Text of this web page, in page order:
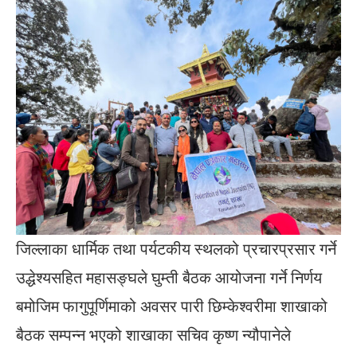
जिल्लाका धार्मिक तथा पर्यटकीय स्थलको प्रचारप्रसार गर्ने
उद्धेश्यसहित महासङ्घले घुम्ती बैठक आयोजना गर्ने निर्णय
बमोजिम फागुपूर्णिमाको अवसर पारी छिम्केश्वरीमा शाखाको
बैठक सम्पन्न भएको शाखाका सचिव कृष्ण न्यौपानेले